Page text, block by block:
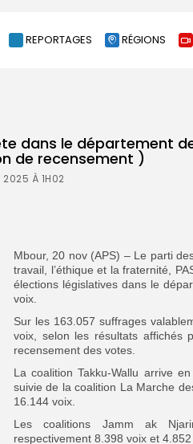
REPORTAGES RÉGIONS
dans le département
de recensement )
2025 À 1H02
Mbour, 20 nov (APS) – Le parti
travail, l’éthique et la fraternité,
élections législatives dans le
voix.
Sur les 163.057 suffrages
voix, selon les résultats affichés
recensement des votes.
La coalition Takku-Wallu arrive
suivie de la coalition La Marche
16.144 voix.
Les coalitions Jamm ak
respectivement 8.398 voix et 4.852